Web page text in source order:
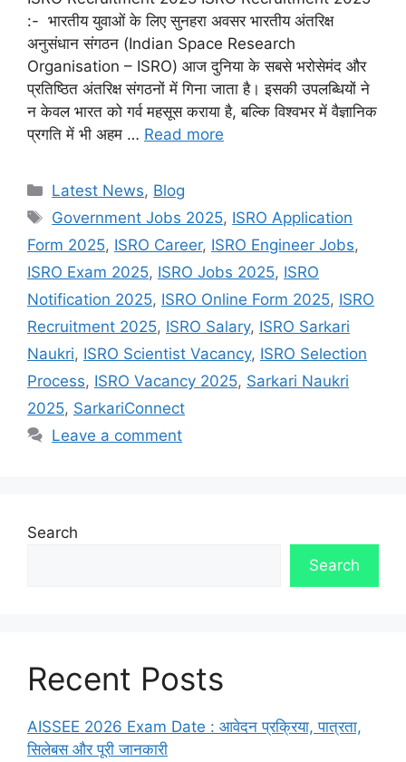
:- भारतीय युवाओं के लिए सुनहरा अवसर भारतीय अंतरिक्ष
अनुसंधान संगठन (Indian Space Research
Organisation – ISRO) आज दुनिया के सबसे भरोसेमंद और
प्रतिष्ठित अंतरिक्ष संगठनों में गिना जाता है। इसकी उपलब्धियों ने
न केवल भारत को गर्व महसूस कराया है, बल्कि विश्वभर में वैज्ञानिक
प्रगति में भी अहम … Read more
Categories
Latest News, Blog
Tags
Government Jobs 2025, ISRO Application
Form 2025, ISRO Career, ISRO Engineer Jobs,
ISRO Exam 2025, ISRO Jobs 2025, ISRO
Notification 2025, ISRO Online Form 2025, ISRO
Recruitment 2025, ISRO Salary, ISRO Sarkari
Naukri, ISRO Scientist Vacancy, ISRO Selection
Process, ISRO Vacancy 2025, Sarkari Naukri
2025, SarkariConnect
Leave a comment
Search
Search
Recent Posts
AISSEE 2026 Exam Date : आवेदन प्रक्रिया, पात्रता,
सिलेबस और पूरी जानकारी